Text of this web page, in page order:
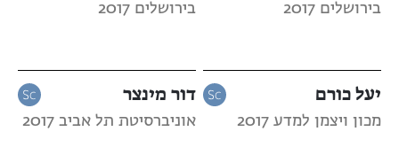
בירושלים 2017
בירושלים 2017
יעל כורם
מכון ויצמן למדע 2017
דור מינצר
אוניברסיטת תל אביב 2017